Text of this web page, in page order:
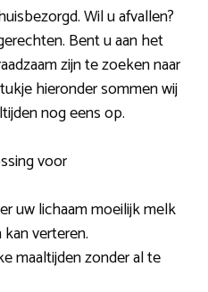
Wil u afvallen?
Bent u aan het
zijn te zoeken naar
hieronder sommen wij
nog eens op.
voor
uw lichaam moeilijk melk
verteren.
maaltijden zonder al te